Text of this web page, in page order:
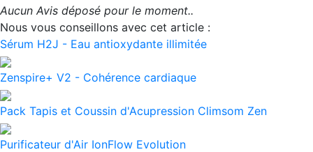
Aucun Avis déposé pour le moment..
Nous vous conseillons avec cet article :
Sérum H2J - Eau antioxydante illimitée
Zenspire+ V2 - Cohérence cardiaque
Pack Tapis et Coussin d'Acupression Climsom Zen
Purificateur d'Air IonFlow Evolution